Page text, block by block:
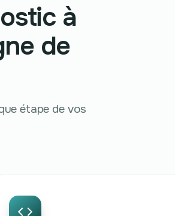
à
de
étape de vos